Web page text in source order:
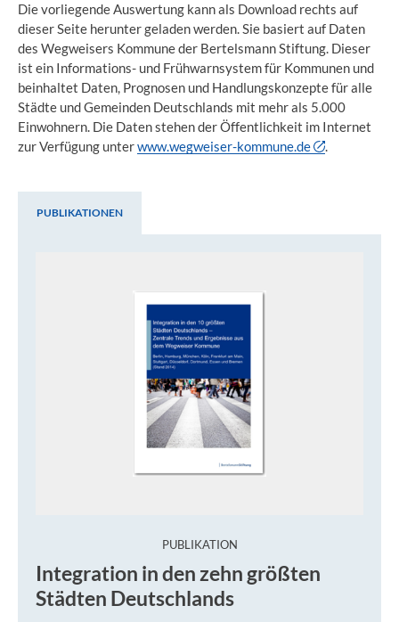
Die vorliegende Auswertung kann als Download rechts auf
dieser Seite herunter geladen werden. Sie basiert auf Daten
des Wegweisers Kommune der Bertelsmann Stiftung. Dieser
ist ein Informations- und Frühwarnsystem für Kommunen und
beinhaltet Daten, Prognosen und Handlungskonzepte für alle
Städte und Gemeinden Deutschlands mit mehr als 5.000
Einwohnern. Die Daten stehen der Öffentlichkeit im Internet
zur Verfügung unterwww.wegweiser-kommune.de .
PUBLIKATIONEN
PUBLIKATION:
Integration in den zehn größten
Städten Deutschlands
Einwanderer ziehen vor allem in die großen Städte.